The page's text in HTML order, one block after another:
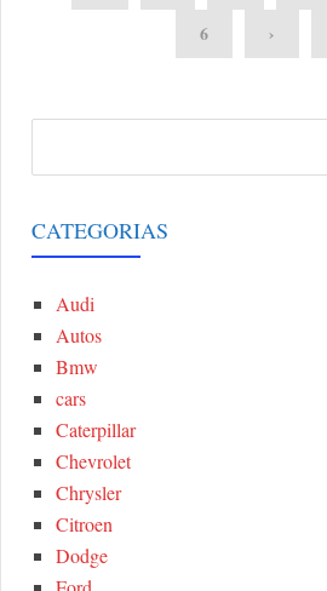
6
›
r
c
CATEGORIAS
Audi
Autos
Bmw
cars
Caterpillar
Chevrolet
Chrysler
Citroen
Dodge